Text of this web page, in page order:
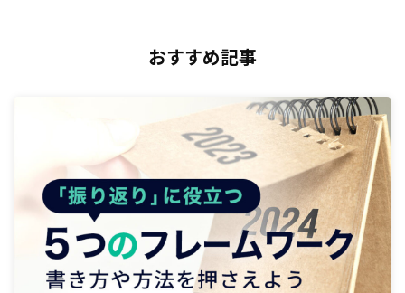
おすすめ記事